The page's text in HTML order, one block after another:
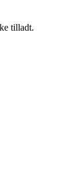
tilladt.